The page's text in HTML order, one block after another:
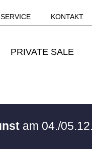
SERVICE KONTAKT
PRIVATE SALE
am 04./